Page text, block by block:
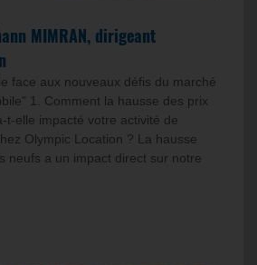
MIMRAN, dirigeant
face aux nouveaux défis du marché
1. Comment la hausse des prix
t-elle impacté votre activité de
Olympic Location ? La hausse
neufs a un impact direct sur notre